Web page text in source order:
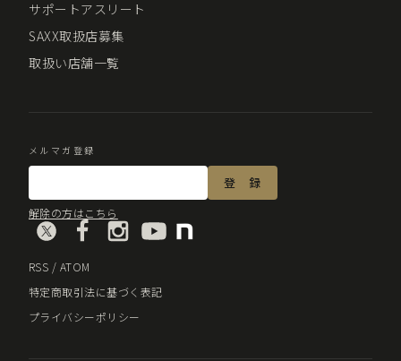
サポートアスリート
SAXX取扱店募集
取扱い店舗一覧
メルマガ登録
解除の方はこちら
RSS / ATOM
特定商取引法に基づく表記
プライバシーポリシー